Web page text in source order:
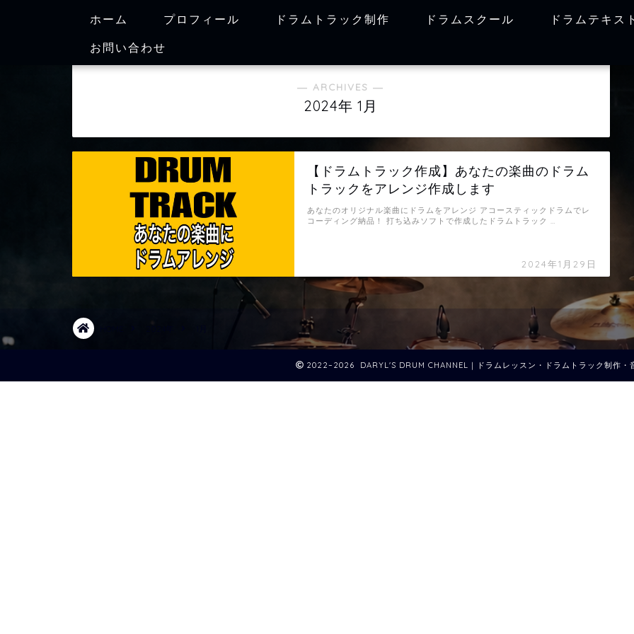
ホーム プロフィール ドラムトラック制作 ドラムスクール
ドラムテキス
お問い合わせ
― ARCHIVES ―
2024年 1月
【ドラムトラック作成】あなたの楽曲のドラム
トラックをアレンジ作成します
2024年1月29日
あなたのオリジナル楽曲にドラムをアレンジ アコースティックドラムでレ
コーディング納品！ 打ち込みソフトで作成したドラムトラック …
2022–2026 DARYL'S DRUM CHANNEL｜ドラムレッスン・ドラムトラック制作・